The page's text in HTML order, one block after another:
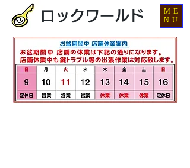
ロックワールド
ME
NU